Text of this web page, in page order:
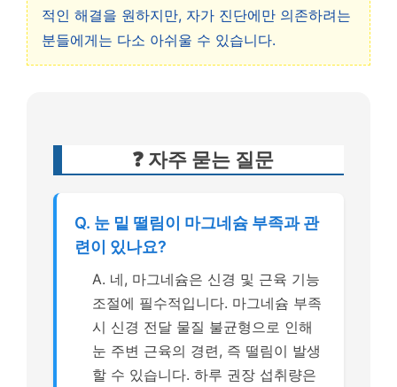
적인 해결을 원하지만, 자가 진단에만 의존하려는
분들에게는 다소 아쉬울 수 있습니다.
❓ 자주 묻는 질문
Q. 눈 밑 떨림이 마그네슘 부족과 관
련이 있나요?
A. 네, 마그네슘은 신경 및 근육 기능
조절에 필수적입니다. 마그네슘 부족
시 신경 전달 물질 불균형으로 인해
눈 주변 근육의 경련, 즉 떨림이 발생
할 수 있습니다. 하루 권장 섭취량은